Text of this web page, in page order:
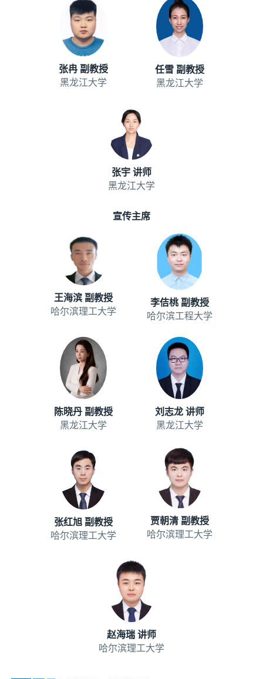
张冉 副教授
黑龙江大学
任雪 副教授
黑龙江大学
张宇 讲师
黑龙江大学
宣传主席
王海滨 副教授
哈尔滨理工大学
李佶桃 副教授
哈尔滨工程大学
陈晓丹 副教授
黑龙江大学
刘志龙 讲师
黑龙江大学
张红旭 副教授
哈尔滨理工大学
贾朝清 副教授
哈尔滨理工大学
赵海瑞 讲师
哈尔滨理工大学